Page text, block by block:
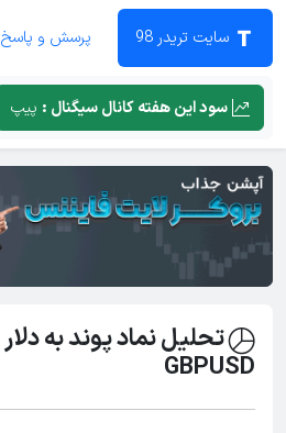
سایت تریدر 98 پرسش و پاسخ
سود این هفته کانال سیگنال : پیپ
تحلیل نماد پوند به دلار
GBPUSD